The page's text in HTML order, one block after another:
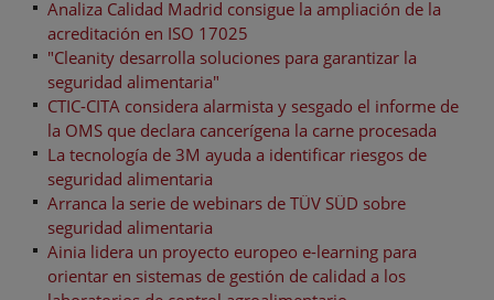
Analiza Calidad Madrid consigue la ampliación de la
acreditación en ISO 17025
"Cleanity desarrolla soluciones para garantizar la
seguridad alimentaria"
CTIC-CITA considera alarmista y sesgado el informe de
la OMS que declara cancerígena la carne procesada
La tecnología de 3M ayuda a identificar riesgos de
seguridad alimentaria
Arranca la serie de webinars de TÜV SÜD sobre
seguridad alimentaria
Ainia lidera un proyecto europeo e-learning para
orientar en sistemas de gestión de calidad a los